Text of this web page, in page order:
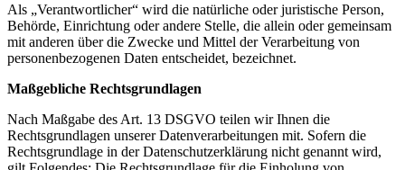
Als „Verantwortlicher“ wird die natürliche oder juristische Person,
Behörde, Einrichtung oder andere Stelle, die allein oder gemeinsam
mit anderen über die Zwecke und Mittel der Verarbeitung von
personenbezogenen Daten entscheidet, bezeichnet.
Maßgebliche Rechtsgrundlagen
Nach Maßgabe des Art. 13 DSGVO teilen wir Ihnen die
Rechtsgrundlagen unserer Datenverarbeitungen mit. Sofern die
Rechtsgrundlage in der Datenschutzerklärung nicht genannt wird,